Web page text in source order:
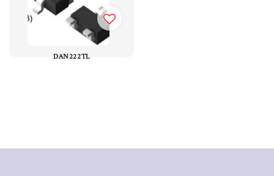
DAN222TL